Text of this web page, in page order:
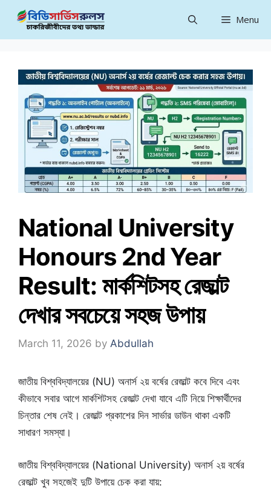
content
Menu
National University
Honours 2nd Year
Result: মার্কশিটসহ রেজাল্ট
দেখার সবচেয়ে সহজ উপায়
March 11, 2026 by Abdullah
জাতীয় বিশ্ববিদ্যালয়ের (NU) অনার্স ২য় বর্ষের রেজাল্ট কবে দিবে এবং
কীভাবে সবার আগে মার্কশিটসহ রেজাল্ট দেখা যাবে এটি নিয়ে শিক্ষার্থীদের
চিন্তার শেষ নেই। রেজাল্ট প্রকাশের দিন সার্ভার ডাউন থাকা একটি
সাধারণ সমস্যা।
জাতীয় বিশ্ববিদ্যালয়ের (National University) অনার্স ২য় বর্ষের
রেজাল্ট খুব সহজেই দুটি উপায়ে চেক করা যায়: